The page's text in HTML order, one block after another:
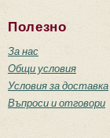
Полезно
За нас
Общи условия
Условия за доставка
Въпроси и отговори